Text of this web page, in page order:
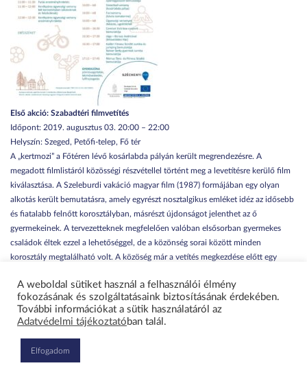
Első akció: Szabadtéri filmvetítés
Időpont: 2019. augusztus 03. 20:00 – 22:00
Helyszín: Szeged, Petőfi-telep, Fő tér
A „kertmozi” a Főtéren lévő kosárlabda pályán került megrendezésre. A
megadott filmlistáról közösségi részvétellel történt meg a levetítésre kerülő film
kiválasztása. A Szeleburdi vakáció magyar film (1987) formájában egy olyan
alkotás került bemutatásra, amely egyrészt nosztalgikus emléket idéz az idősebb
és fiatalabb felnőtt korosztályban, másrészt újdonságot jelenthet az ő
gyermekeinek. A tervezetteknek megfelelően valóban elsősorban gyermekes
családok éltek ezzel a lehetőséggel, de a közönség sorai között minden
korosztály megtalálható volt. A közöség már a vetítés megkezdése előtt egy
beszélgetéssel töltötték.
A weboldal sütiket használ a felhasználói élmény
fokozásának és szolgáltatásaink biztosításának érdekében.
További információkat a sütik használatáról az
Adatvédelmi tájékoztató ban talál.
Elfogadom